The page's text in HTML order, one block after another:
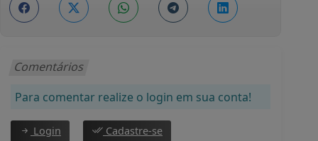
Comentários
Para comentar realize o login em sua conta!
Login Cadastre-se